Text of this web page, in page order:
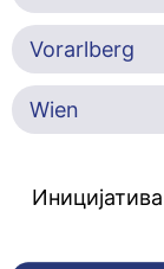
Vorarlberg
Wien